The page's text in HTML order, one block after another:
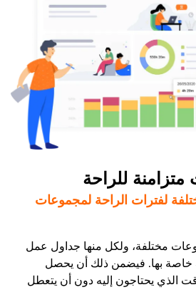
للراحة
لفترات الراحة لمجموعات
مختلفة، ولكل منها جداول عمل
بها. فيضمن ذلك أن يحصل
الذي يحتاجون إليه دون أن يتعطل